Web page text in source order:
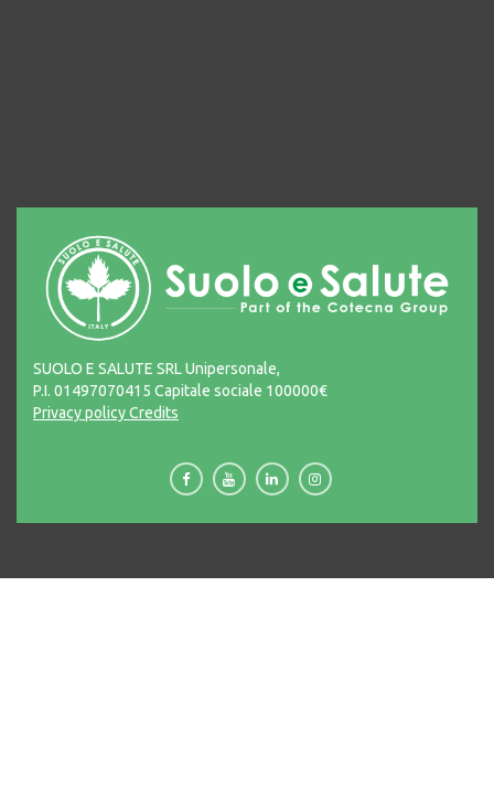
SUOLO E SALUTE SRL Unipersonale,
P.I. 01497070415 Capitale sociale 100000€
Privacy policyCredits